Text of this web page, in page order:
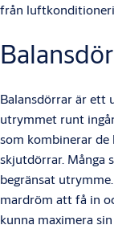
från
Balansdörrar är ett
utrymmet runt
som kombinerar de
skjutdörrar. Många
begränsat
mardröm att få in
kunna maximera